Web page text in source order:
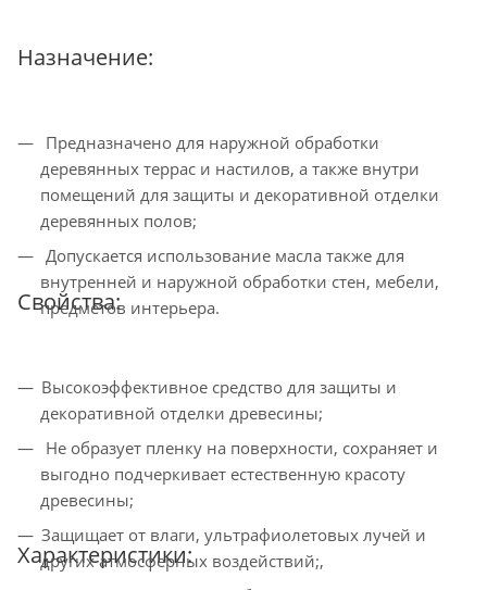
Назначение:
Предназначено для наружной обработки
деревянных террас и настилов, а также внутри
помещений для защиты и декоративной отделки
деревянных полов;
Допускается использование масла также для
внутренней и наружной обработки стен, мебели,
предметов интерьера.
Свойства:
Высокоэффективное средство для защиты и
декоративной отделки древесины;
Не образует пленку на поверхности, сохраняет и
выгодно подчеркивает естественную красоту
древесины;
Защищает от влаги, ультрафиолетовых лучей и
других атмосферных воздействий;,
Характеристики: